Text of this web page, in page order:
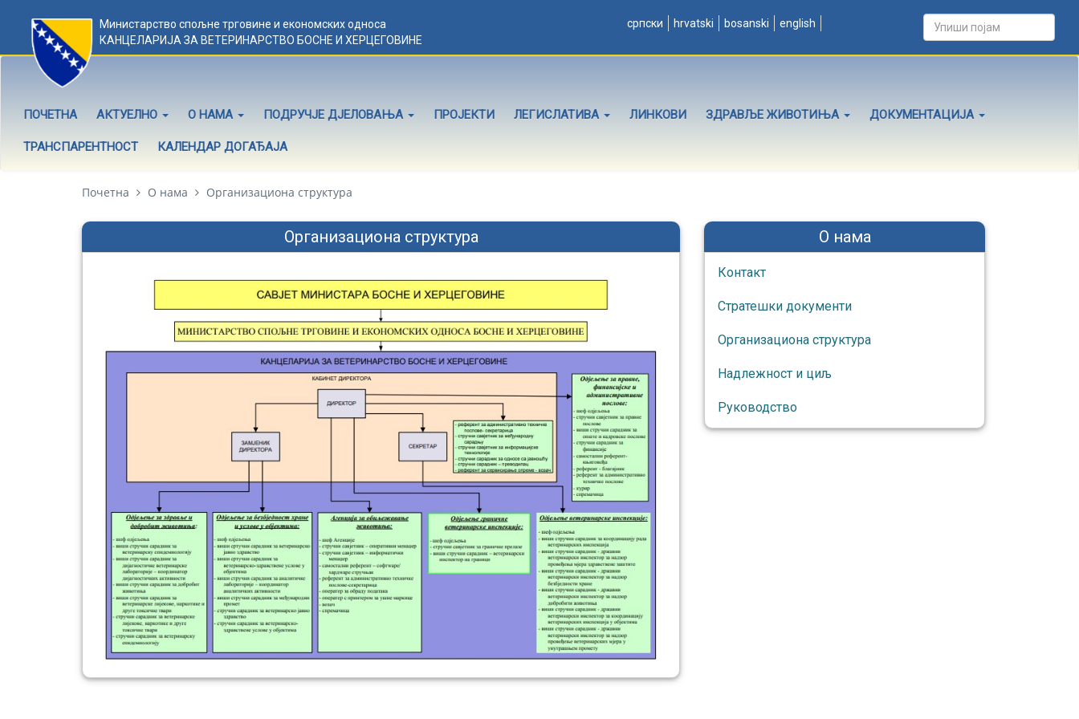
Министарство спољне трговине и економских односа
КАНЦЕЛАРИЈА ЗА ВЕТЕРИНАРСТВО БОСНЕ И ХЕРЦЕГОВИНЕ
српски hrvatski bosanski english
ПОЧЕТНА АКТУЕЛНО О НАМА ПОДРУЧЈЕ ДЈЕЛОВАЊА ПРОЈЕКТИ ЛЕГИСЛАТИВА ЛИНКОВИ ЗДРАВЉЕ ЖИВОТИЊА ДОКУМЕНТАЦИЈА
ТРАНСПАРЕНТНОСТ КАЛЕНДАР ДОГАЂАЈА
Почетна О нама Организациона структура
Организациона структура О нама
Контакт
Стратешки документи
Организациона структура
Надлежност и циљ
Руководство